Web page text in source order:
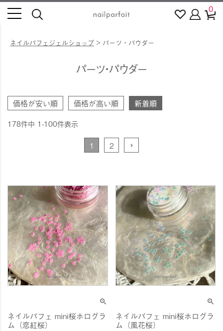
0
ネイルパフェジェルショップ パーツ・パウダー
パーツ・パウダー
価格が安い順 価格が高い順 新着順
178件中 1-100件表示
1 2
ネイルパフェ mini桜ホログラ
ム（恋紅桜）
ネイルパフェ mini桜ホログラ
ム（風花桜）